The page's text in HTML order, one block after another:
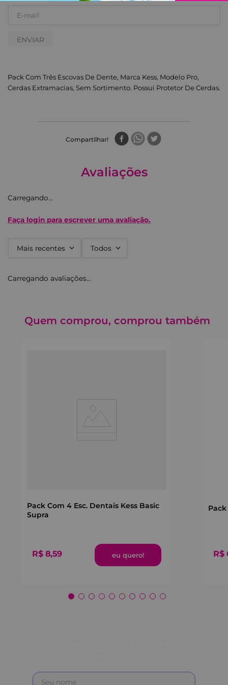
ENVIAR
Pack Com Três Escovas De Dente, Marca Kess, Modelo Pro,
Cerdas Extramacias, Sem Sortimento. Possui Protetor De Cerdas.
Compartilhar
Avaliações
Carregando…
Faça login para escrever uma avaliação.
Mais recentes Todos
Carregando avaliações…
Quem comprou, comprou também
Pack Com 4 Esc. Dentais Kess Basic
Supra
R$ 8,59
Pack
R$